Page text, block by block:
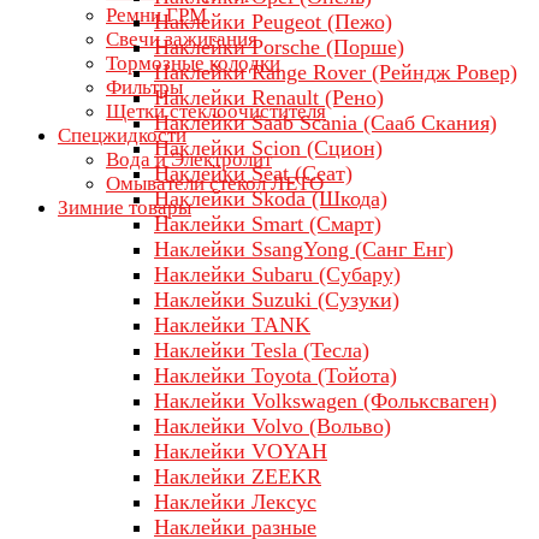
Ремни ГРМ
Свечи зажигания
Тормозные колодки
Фильтры
Щетки стеклоочистителя
Спецжидкости
Вода и Электролит
Омыватели стекол ЛЕТО
Зимние товары
Наклейки Peugeot (Пежо)
Наклейки Porsche (Порше)
Наклейки Range Rover (Рейндж Ровер)
Наклейки Renault (Рено)
Наклейки Saab Scania (Сааб Скания)
Наклейки Scion (Сцион)
Наклейки Seat (Сеат)
Наклейки Skoda (Шкода)
Наклейки Smart (Смарт)
Наклейки SsangYong (Санг Енг)
Наклейки Subaru (Субару)
Наклейки Suzuki (Сузуки)
Наклейки TANK
Наклейки Tesla (Тесла)
Наклейки Toyota (Тойота)
Наклейки Volkswagen (Фольксваген)
Наклейки Volvo (Вольво)
Наклейки VOYAH
Наклейки ZEEKR
Наклейки Лексус
Наклейки разные